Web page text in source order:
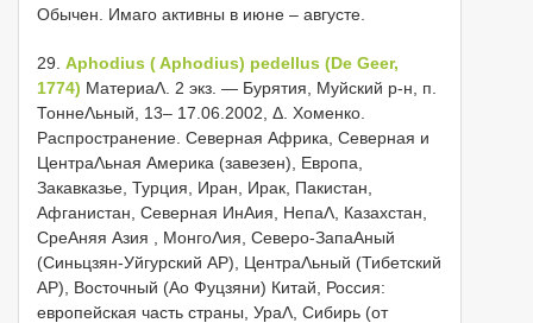
Обычен. Имаго активны в июне – августе.
29. Aphodius ( Aphodius) pedellus (De Geer,
1774) МатериаΛ. 2 экз. — Бурятия, Муйский р-н, п.
ТоннеΛьный, 13– 17.06.2002, Δ. Хоменко.
Распространение. Северная Африка, Северная и
ЦентраΛьная Америка (завезен), Европа,
Закавказье, Турция, Иран, Ирак, Пакистан,
Афганистан, Северная ИнΑия, НепаΛ, Казахстан,
СреΑняя Азия , МонгоΛия, Северо-ЗапаΑный
(Синьцзян-Уйгурский АР), ЦентраΛьный (Тибетский
АР), Восточный (Αо Фуцзяни) Китай, Россия:
европейская часть страны, УраΛ, Сибирь (от